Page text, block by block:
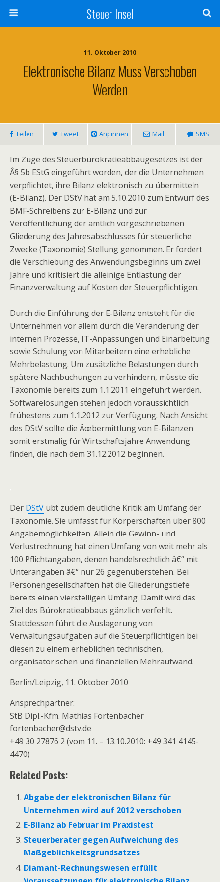
Steuer Insel
11. Oktober 2010
Elektronische Bilanz Muss Verschoben
Werden
Teilen Tweet Anpinnen Mail SMS
Im Zuge des Steuerbürokratieabbaugesetzes ist der
Â§ 5b EStG eingeführt worden, der die Unternehmen
verpflichtet, ihre Bilanz elektronisch zu übermitteln
(E-Bilanz). Der DStV hat am 5.10.2010 zum Entwurf des
BMF-Schreibens zur E-Bilanz und zur
Veröffentlichung der amtlich vorgeschriebenen
Gliederung des Jahresabschlusses für steuerliche
Zwecke (Taxonomie) Stellung genommen. Er fordert
die Verschiebung des Anwendungsbeginns um zwei
Jahre und kritisiert die alleinige Entlastung der
Finanzverwaltung auf Kosten der Steuerpflichtigen.
Durch die Einführung der E-Bilanz entsteht für die
Unternehmen vor allem durch die Veränderung der
internen Prozesse, IT-Anpassungen und Einarbeitung
sowie Schulung von Mitarbeitern eine erhebliche
Mehrbelastung. Um zusätzliche Belastungen durch
spätere Nachbuchungen zu verhindern, müsste die
Taxonomie bereits zum 1.1.2011 eingeführt werden.
Softwarelösungen stehen jedoch voraussichtlich
frühestens zum 1.1.2012 zur Verfügung. Nach Ansicht
des DStV sollte die Ãœbermittlung von E-Bilanzen
somit erstmalig für Wirtschaftsjahre Anwendung
finden, die nach dem 31.12.2012 beginnen.
Der DStV übt zudem deutliche Kritik am Umfang der
Taxonomie. Sie umfasst für Körperschaften über 800
Angabemöglichkeiten. Allein die Gewinn- und
Verlustrechnung hat einen Umfang von weit mehr als
100 Pflichtangaben, denen handelsrechtlich â€“ mit
Unterangaben â€“ nur 26 gegenüberstehen. Bei
Personengesellschaften hat die Gliederungstiefe
bereits einen vierstelligen Umfang. Damit wird das
Ziel des Bürokratieabbaus gänzlich verfehlt.
Stattdessen führt die Auslagerung von
Verwaltungsaufgaben auf die Steuerpflichtigen bei
diesen zu einem erheblichen technischen,
organisatorischen und finanziellen Mehraufwand.
Berlin/Leipzig, 11. Oktober 2010
Ansprechpartner:
StB Dipl.-Kfm. Mathias Fortenbacher
fortenbacher@dstv.de
+49 30 27876 2 (vom 11. – 13.10.2010: +49 341 4145-
4470)
Related Posts:
Abgabe der elektronischen Bilanz für
Unternehmen wird auf 2012 verschoben
E-Bilanz ab Februar im Praxistest
Steuerberater gegen Aufweichung des
Maßgeblichkeitsgrundsatzes
Diamant-Rechnungswesen erfüllt